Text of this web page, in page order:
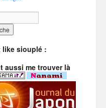
like siouplé :
aussi me trouver là